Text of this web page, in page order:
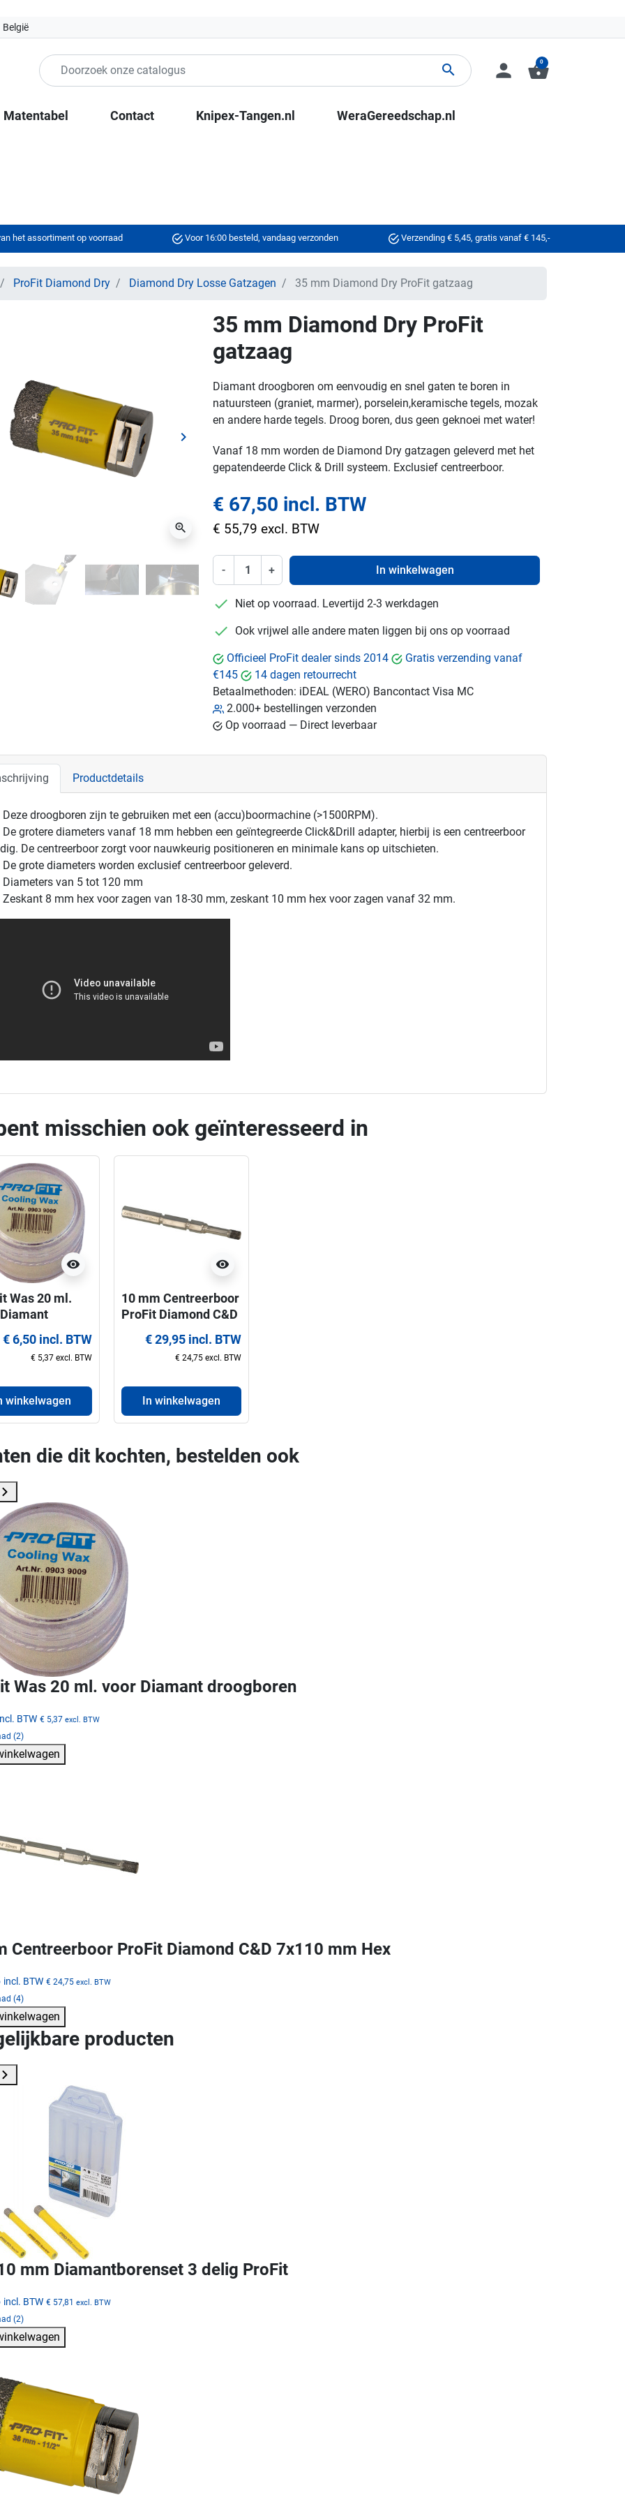
search person shopping_basket
0
Matentabel Contact Knipex-Tangen.nl WeraGereedschap.nl
het assortiment op voorraad Voor 16:00 besteld, vandaag verzonden Verzending € 5,45, gratis vanaf € 145,-
ProFit Diamond Dry Diamond Dry Losse Gatzagen 35 mm Diamond Dry ProFit gatzaag
Volgende
keyboard_arrow_right
zoom_in
35 mm Diamond Dry ProFit
gatzaag
Diamant droogboren om eenvoudig en snel gaten te boren in
natuursteen (graniet, marmer), porselein,keramische tegels, mozak
en andere harde tegels. Droog boren, dus geen geknoei met water!
Vanaf 18 mm worden de Diamond Dry gatzagen geleverd met het
gepatendeerde Click & Drill systeem. Exclusief centreerboor.
€ 67,50 incl. BTW
€ 55,79 excl. BTW
- + In winkelwagen
checkmark
Niet op voorraad. Levertijd 2-3 werkdagen
checkmark
Ook vrijwel alle andere maten liggen bij ons op voorraad
Officieel ProFit dealer sinds 2014
Gratis verzending vanaf
€145
14 dagen retourrecht
Betaalmethoden: iDEAL (WERO) Bancontact Visa MC
2.000+ bestellingen verzonden
Op voorraad — Direct leverbaar
Productdetails
Deze droogboren zijn te gebruiken met een (accu)boormachine (>1500RPM).
De grotere diameters vanaf 18 mm hebben een geïntegreerde Click&Drill adapter, hierbij is een centreerboor
De centreerboor zorgt voor nauwkeurig positioneren en minimale kans op uitschieten.
De grote diameters worden exclusief centreerboor geleverd.
Diameters van 5 tot 120 mm
Zeskant 8 mm hex voor zagen van 18-30 mm, zeskant 10 mm hex voor zagen vanaf 32 mm.
misschien ook geïnteresseerd in
visibility
Was 20 ml.
€ 6,50 incl. BTW
€ 5,37 excl. BTW
winkelwagen
visibility
10 mm Centreerboor
ProFit Diamond C&D
€ 29,95 incl. BTW
€ 24,75 excl. BTW
In winkelwagen
die dit kochten, bestelden ook
Was 20 ml. voor Diamant droogboren
BTW € 5,37 excl. BTW
(2)
Centreerboor ProFit Diamond C&D 7x110 mm Hex
incl. BTW € 24,75 excl. BTW
(4)
producten
mm Diamantborenset 3 delig ProFit
incl. BTW € 57,81 excl. BTW
(2)